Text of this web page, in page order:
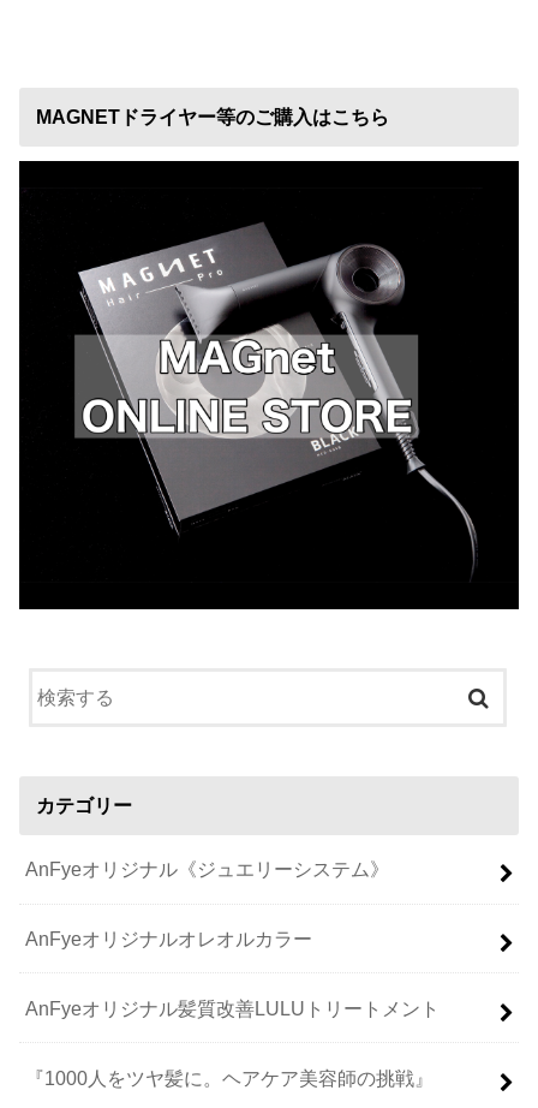
MAGNETドライヤー等のご購入はこちら
カテゴリー
AnFyeオリジナル《ジュエリーシステム》
AnFyeオリジナルオレオルカラー
AnFyeオリジナル髪質改善LULUトリートメント
『1000人をツヤ髪に。ヘアケア美容師の挑戦』